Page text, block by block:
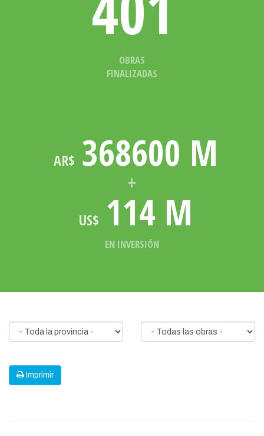
OBRAS
FINALIZADAS
AR$ 368600 M
+
US$ 114 M
EN INVERSIÓN
Departamento Estado
Imprimir